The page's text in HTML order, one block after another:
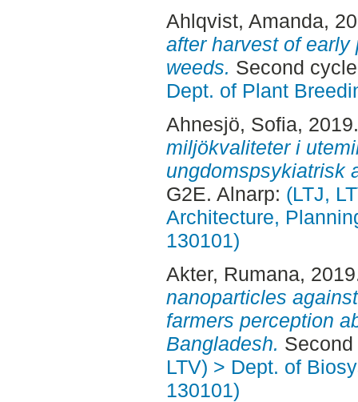
Ahlqvist, Amanda,
after harvest of
weeds. Second
Dept. of Plant
Ahnesjö, Sofia,
miljökvaliteter i
ungdomspsykiatrisk
G2E. Alnarp: (LTJ,
Architecture,
130101)
Akter, Rumana,
nanoparticles
farmers perception
Bangladesh.
LTV) > Dept. of
130101)